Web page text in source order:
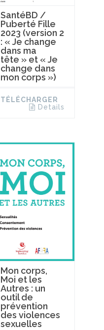
SantéBD /
Puberté Fille
2023 (version 2
: « Je change
dans ma
tête » et « Je
change dans
mon corps »)
TÉLÉCHARGER
Details
Mon corps,
Moi et les
Autres : un
outil de
prévention
des violences
sexuelles